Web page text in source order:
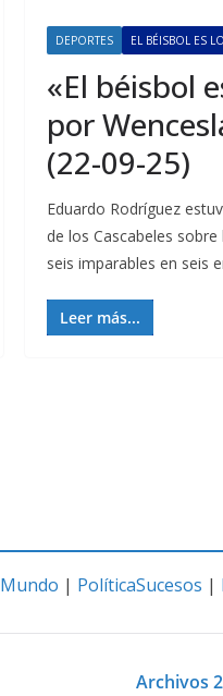
DEPORTES EL BÉISBOL ES
«El béisbol
por
(22-09-25)
Eduardo Rodríguez
de los Cascabeles
seis imparables en seis
Leer más...
Mundo | PolíticaSucesos |
Archivos